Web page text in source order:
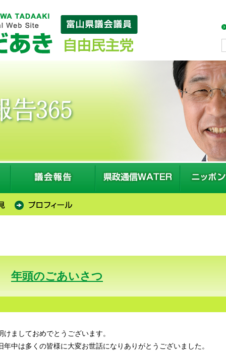
年頭のごあいさつ
けましておめでとうございます。
年中は多くの皆様に大変お世話になりありがとうございました。